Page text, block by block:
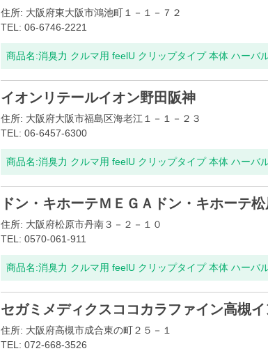
住所: 大阪府東大阪市鴻池町１－１－７２
TEL: 06-6746-2221
商品名:消臭力 クルマ用 feelU クリップタイプ 本体 ハーバ
イオンリテールイオン野田阪神
住所: 大阪府大阪市福島区海老江１－１－２３
TEL: 06-6457-6300
商品名:消臭力 クルマ用 feelU クリップタイプ 本体 ハーバ
ドン・キホーテＭＥＧＡドン・キホーテ
住所: 大阪府松原市丹南３－２－１０
TEL: 0570-061-911
商品名:消臭力 クルマ用 feelU クリップタイプ 本体 ハーバ
セガミメディクスココカラファイン高槻
住所: 大阪府高槻市成合東の町２５－１
TEL: 072-668-3526